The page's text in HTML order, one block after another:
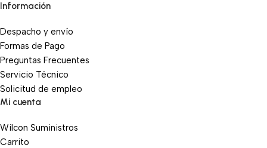
Información
Despacho y envío
Formas de Pago
Preguntas Frecuentes
Servicio Técnico
Solicitud de empleo
Mi cuenta
Wilcon Suministros
Carrito